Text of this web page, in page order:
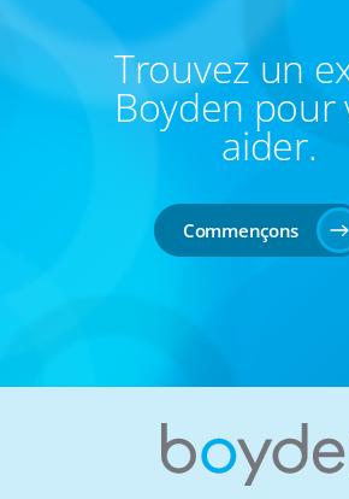
Trouvez un
Boyden pour
aider.
Commençons